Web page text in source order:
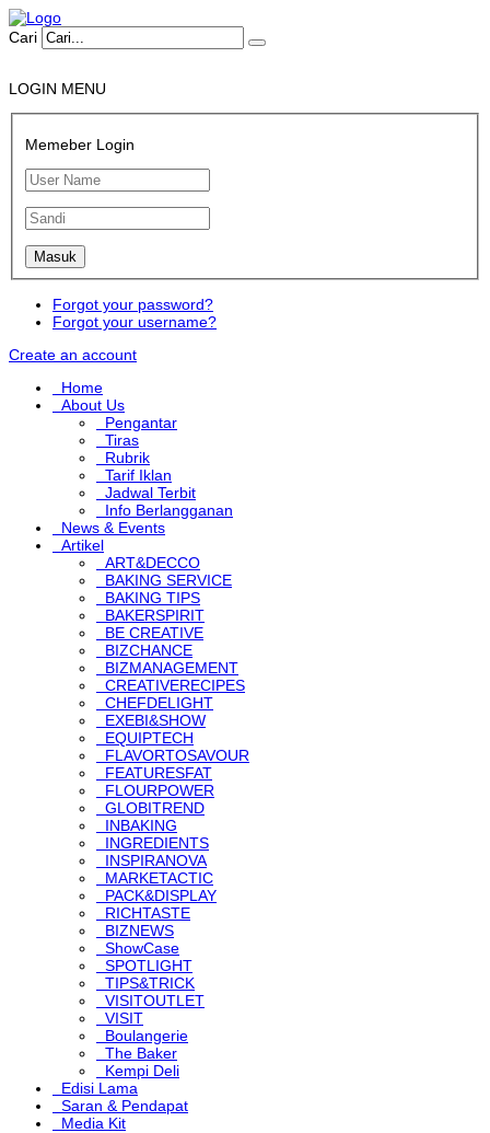
Cari
LOGIN MENU
Memeber Login
Forgot your password?
Forgot your username?
Create an account
Home
About Us
Pengantar
Tiras
Rubrik
Tarif Iklan
Jadwal Terbit
Info Berlangganan
News & Events
Artikel
ART&DECCO
BAKING SERVICE
BAKING TIPS
BAKERSPIRIT
BE CREATIVE
BIZCHANCE
BIZMANAGEMENT
CREATIVERECIPES
CHEFDELIGHT
EXEBI&SHOW
EQUIPTECH
FLAVORTOSAVOUR
FEATURESFAT
FLOURPOWER
GLOBITREND
INBAKING
INGREDIENTS
INSPIRANOVA
MARKETACTIC
PACK&DISPLAY
RICHTASTE
BIZNEWS
ShowCase
SPOTLIGHT
TIPS&TRICK
VISITOUTLET
VISIT
Boulangerie
The Baker
Kempi Deli
Edisi Lama
Saran & Pendapat
Media Kit